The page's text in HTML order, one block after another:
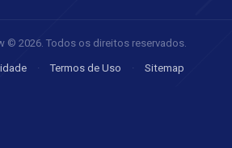
© 2026. Todos os direitos reservados.
· Termos de Uso · Sitemap